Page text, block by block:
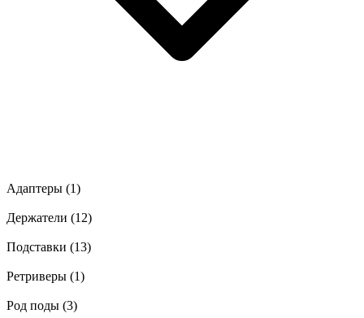
Адаптеры (1)
Держатели (12)
Подставки (13)
Ретриверы (1)
Род поды (3)